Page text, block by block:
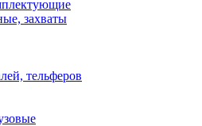
захваты
тельферов